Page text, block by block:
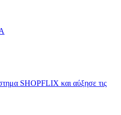
SHOPFLIX και αύξησε τις